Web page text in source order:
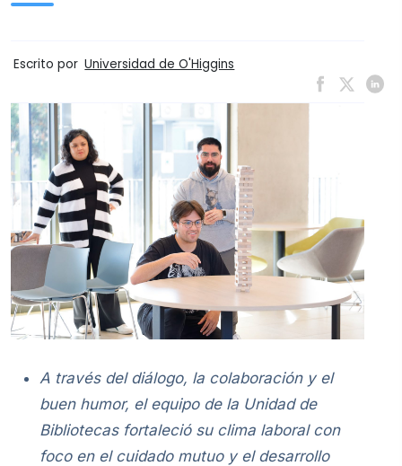
Escrito por Universidad de O'Higgins
A través del diálogo, la colaboración y el
buen humor, el equipo de la Unidad de
Bibliotecas fortaleció su clima laboral con
foco en el cuidado mutuo y el desarrollo